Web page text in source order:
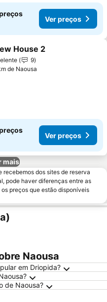
Ver preços
aos favoritos
House 2
9
de Naousa
Ver preços
mais
recebemos dos sites de reserva
pode haver diferenças entre as
preços que estão disponíveis
Naousa
em Driopida?
de Naousa?